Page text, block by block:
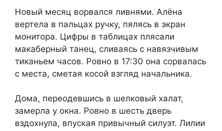
Новый месяц ворвался ливнями. Алёна
вертела в пальцах ручку, пялясь в экран
монитора. Цифры в таблицах плясали
макаберный танец, сливаясь с навязчивым
тиканьем часов. Ровно в 17:30 она сорвалась
с места, сметая косой взгляд начальника.
Дома, переодевшись в шелковый халат,
замерла у окна. Ровно в шесть дверь
вздохнула, впуская привычный силуэт. Лилии